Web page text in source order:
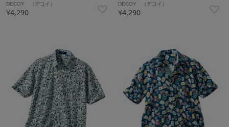
DECOY （デコイ）
¥4,290
DECOY （デコイ）
¥4,290